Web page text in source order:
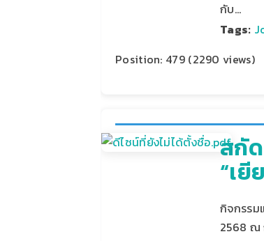
กับ…
Tags:
Position: 479(2290 views)
สกั
“เ
กิจกรรม
2568 ณ